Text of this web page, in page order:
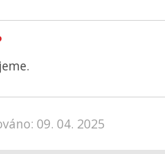
09. 04. 2025